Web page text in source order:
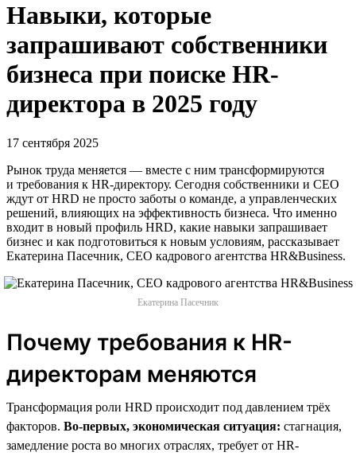
Навыки, которые
запрашивают собственники
бизнеса при поиске HR-
директора в 2025 году
17 сентября 2025
Рынок труда меняется — вместе с ним трансформируются
и требования к HR-директору. Сегодня собственники и СЕО
ждут от HRD не просто заботы о команде, а управленческих
решений, влияющих на эффективность бизнеса. Что именно
входит в новый профиль HRD, какие навыки запрашивает
бизнес и как подготовиться к новым условиям, рассказывает
Екатерина Пасечник, CEO кадрового агентства HR&Business.
Екатерина Пасечник
Почему требования к HR-
директорам меняются
Трансформация роли HRD происходит под давлением трёх
факторов. Во-первых, экономическая ситуация: стагнация,
замедление роста во многих отраслях, требует от HR-